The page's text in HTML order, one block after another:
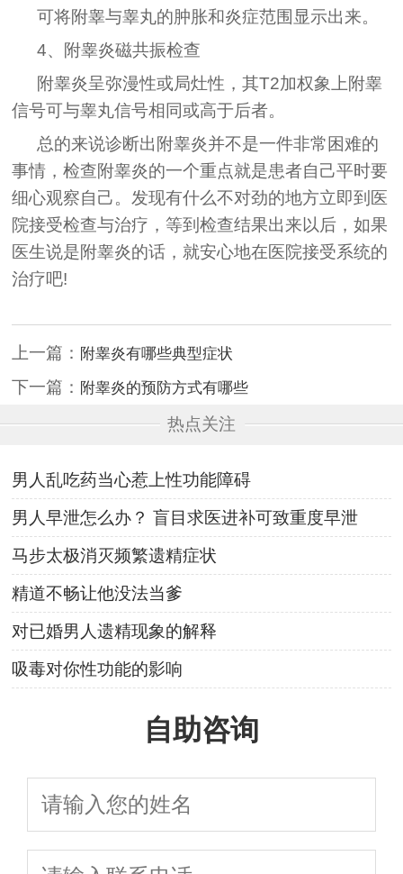
可将附睾与睾丸的肿胀和炎症范围显示出来。
4、附睾炎磁共振检查
附睾炎呈弥漫性或局灶性，其T2加权象上附睾
信号可与睾丸信号相同或高于后者。
总的来说诊断出附睾炎并不是一件非常困难的
事情，检查附睾炎的一个重点就是患者自己平时要
细心观察自己。发现有什么不对劲的地方立即到医
院接受检查与治疗，等到检查结果出来以后，如果
医生说是附睾炎的话，就安心地在医院接受系统的
治疗吧!
上一篇： 附睾炎有哪些典型症状
下一篇： 附睾炎的预防方式有哪些
热点关注
男人乱吃药当心惹上性功能障碍
男人早泄怎么办？ 盲目求医进补可致重度早泄
马步太极消灭频繁遗精症状
精道不畅让他没法当爹
对已婚男人遗精现象的解释
吸毒对你性功能的影响
自助咨询